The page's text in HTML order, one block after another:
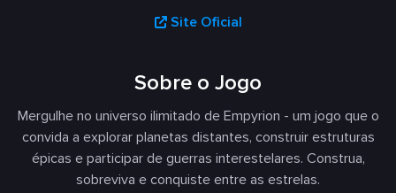
Site Oficial
Sobre o Jogo
Mergulhe no universo ilimitado de Empyrion - um jogo que o
convida a explorar planetas distantes, construir estruturas
épicas e participar de guerras interestelares. Construa,
sobreviva e conquiste entre as estrelas.